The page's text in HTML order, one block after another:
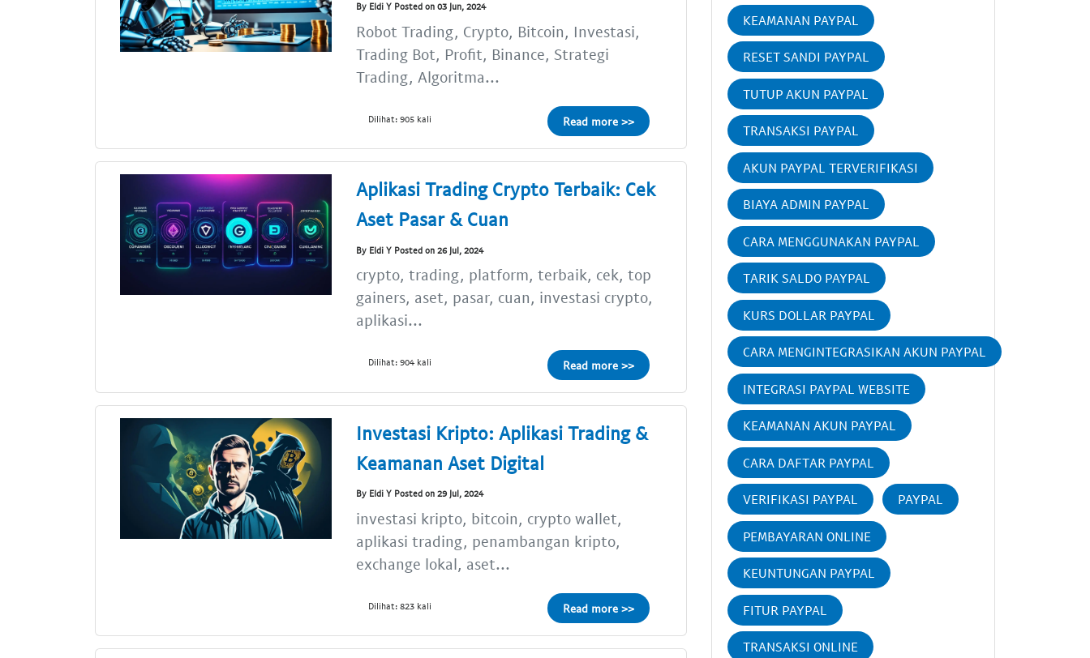
By Eldi Y Posted on 03 Jun, 2024
Robot Trading, Crypto, Bitcoin, Investasi,
Trading Bot, Profit, Binance, Strategi
Trading, Algoritma...
Dilihat: 905 kali Read more >>
Aplikasi Trading Crypto Terbaik: Cek
Aset Pasar & Cuan
By Eldi Y Posted on 26 Jul, 2024
crypto, trading, platform, terbaik, cek, top
gainers, aset, pasar, cuan, investasi crypto,
aplikasi...
Dilihat: 904 kali Read more >>
Investasi Kripto: Aplikasi Trading &
Keamanan Aset Digital
By Eldi Y Posted on 29 Jul, 2024
investasi kripto, bitcoin, crypto wallet,
aplikasi trading, penambangan kripto,
exchange lokal, aset...
Dilihat: 823 kali Read more >>
KEAMANAN PAYPAL
RESET SANDI PAYPAL
TUTUP AKUN PAYPAL
TRANSAKSI PAYPAL
AKUN PAYPAL TERVERIFIKASI
BIAYA ADMIN PAYPAL
CARA MENGGUNAKAN PAYPAL
TARIK SALDO PAYPAL
KURS DOLLAR PAYPAL
CARA MENGINTEGRASIKAN AKUN PAYPAL
INTEGRASI PAYPAL WEBSITE
KEAMANAN AKUN PAYPAL
CARA DAFTAR PAYPAL
VERIFIKASI PAYPAL PAYPAL
PEMBAYARAN ONLINE
KEUNTUNGAN PAYPAL
FITUR PAYPAL
TRANSAKSI ONLINE